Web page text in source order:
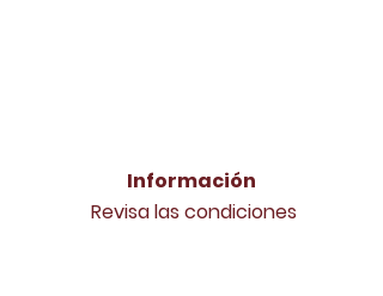
Información
Revisa las condiciones